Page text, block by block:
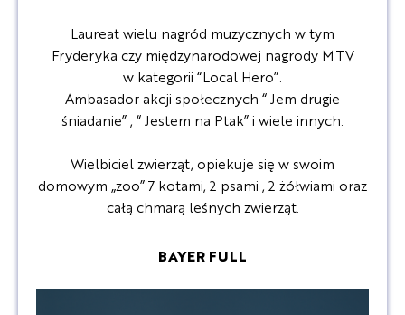
Laureat wielu nagród muzycznych w tym
Fryderyka czy międzynarodowej nagrody MTV
w kategorii “Local Hero”.
Ambasador akcji społecznych “ Jem drugie
śniadanie” , “ Jestem na Ptak” i wiele innych.
Wielbiciel zwierząt, opiekuje się w swoim
domowym „zoo” 7 kotami, 2 psami , 2 żółwiami oraz
całą chmarą leśnych zwierząt.
BAYER FULL